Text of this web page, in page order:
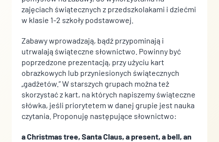
zajęciach świątecznych z przedszkolakami i dziećmi
w klasie 1-2 szkoły podstawowej.
Zabawy wprowadzają, bądź przypominają i
utrwalają świąteczne słownictwo. Powinny być
poprzedzone prezentacją, przy użyciu kart
obrazkowych lub przyniesionych świątecznych
„gadżetów.” W starszych grupach można też
skorzystać z kart, na których napiszemy świąteczne
słówka, jeśli priorytetem w danej grupie jest nauka
czytania. Proponuję następujące słownictwo:
a Christmas tree, Santa Claus, a present, a bell, an
zapamiętanie informacji, które zmieniają wygląd lub
funkcjonowanie strony, np. preferowany język lub region, w
Statystyka
Statystyczne pliki cookie pomagają właścicielem stron
internetowych zrozumieć, w jaki sposób różni użytkownicy
zachowują się na stronie, gromadząc i zgłaszając anonimowe
informacje.
Marketing